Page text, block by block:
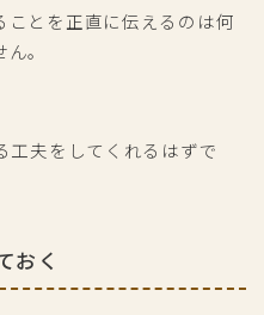
とを正直に伝えるのは何
。
工夫をしてくれるはずで
おく